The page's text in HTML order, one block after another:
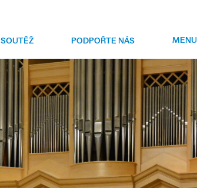
SOUTĚŽ PODPOŘTE NÁS MENU